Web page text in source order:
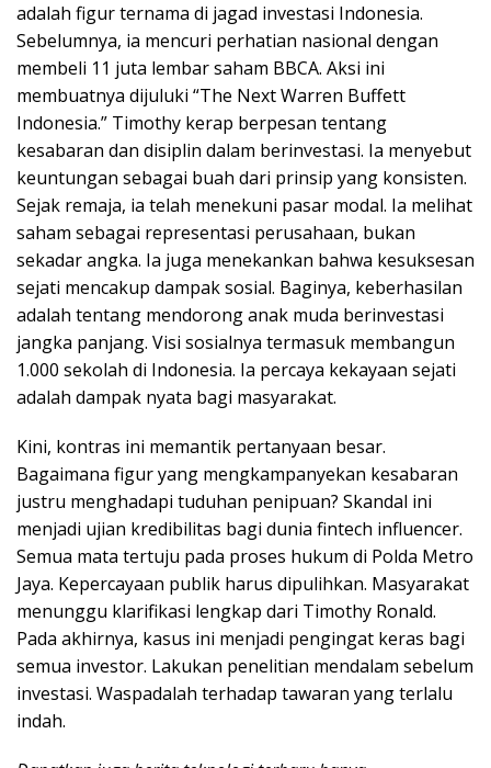
adalah figur ternama di jagad investasi Indonesia.
Sebelumnya, ia mencuri perhatian nasional dengan
membeli 11 juta lembar saham BBCA. Aksi ini
membuatnya dijuluki “The Next Warren Buffett
Indonesia.” Timothy kerap berpesan tentang
kesabaran dan disiplin dalam berinvestasi. Ia menyebut
keuntungan sebagai buah dari prinsip yang konsisten.
Sejak remaja, ia telah menekuni pasar modal. Ia melihat
saham sebagai representasi perusahaan, bukan
sekadar angka. Ia juga menekankan bahwa kesuksesan
sejati mencakup dampak sosial. Baginya, keberhasilan
adalah tentang mendorong anak muda berinvestasi
jangka panjang. Visi sosialnya termasuk membangun
1.000 sekolah di Indonesia. Ia percaya kekayaan sejati
adalah dampak nyata bagi masyarakat.
Kini, kontras ini memantik pertanyaan besar.
Bagaimana figur yang mengkampanyekan kesabaran
justru menghadapi tuduhan penipuan? Skandal ini
menjadi ujian kredibilitas bagi dunia fintech influencer.
Semua mata tertuju pada proses hukum di Polda Metro
Jaya. Kepercayaan publik harus dipulihkan. Masyarakat
menunggu klarifikasi lengkap dari Timothy Ronald.
Pada akhirnya, kasus ini menjadi pengingat keras bagi
semua investor. Lakukan penelitian mendalam sebelum
investasi. Waspadalah terhadap tawaran yang terlalu
indah.